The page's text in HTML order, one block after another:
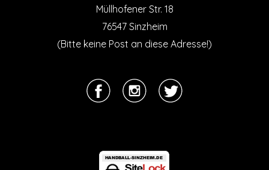
Müllhofener Str. 18
76547 Sinzheim
(Bitte keine Post an diese Adresse!)